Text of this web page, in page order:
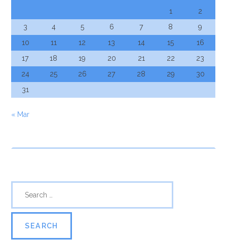
1
2
3
4 5 6 7 8
9
10
11 12 13 14 15
16
17
18 19 20 21 22
23
24
25 26 27 28 29
30
31
« Mar